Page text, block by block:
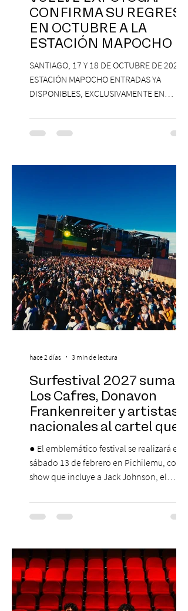
CONFIRMA SU REGRESO
EN OCTUBRE A LA
ESTACIÓN MAPOCHO
SANTIAGO, 17 Y 18 DE OCTUBRE DE 2026,
ESTACIÓN MAPOCHO ENTRADAS YA
DISPONIBLES, EXCLUSIVAMENTE EN
con una edición renovada que reunirá
yoga, bienestar y vida consciente, con la
Antonella Orsini, Yoga Woman y más
Centro Cultural Estación Mapocho, espacio
que albergará durante dos jornadas una
pro
Surfestival 2027 suma a
Los Cafres, Donavon
Frankenreiter y artistas
nacionales al cartel que
encabeza Jack Johnson
● El emblemático festival se realizará el
sábado 13 de febrero en Pichilemu, con un
show que incluye a Jack Johnson, el
El lunes 10 de agosto comienza la
Preventa Exclusiva Santander con 30%
stock). Posterior a esta preventa exclusiva
se da inicio a la segunda etapa con una
preventa con 20% descuento para los
clientes del mismo banco y 20% para las
personas que se pre inscribieron y el miérc
hace 2 días 3 min de lectura